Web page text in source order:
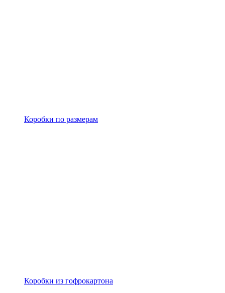
Коробки по размерам
Коробки из гофрокартона